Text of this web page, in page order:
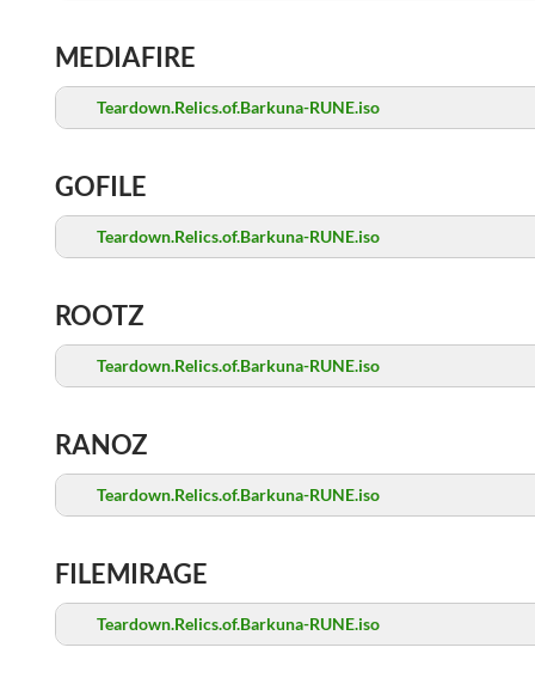
MEDIAFIRE
Teardown.Relics.of.Barkuna-RUNE.iso
GOFILE
Teardown.Relics.of.Barkuna-RUNE.iso
ROOTZ
Teardown.Relics.of.Barkuna-RUNE.iso
RANOZ
Teardown.Relics.of.Barkuna-RUNE.iso
FILEMIRAGE
Teardown.Relics.of.Barkuna-RUNE.iso